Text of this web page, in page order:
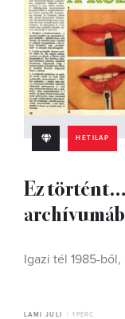
HETILAP
Ez
Igazi tél 1985-
LAMI JULI 1 PERC